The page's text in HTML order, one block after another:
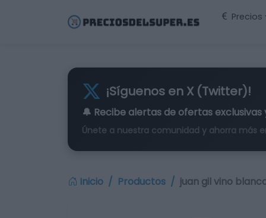
Precios
¡Síguenos en X (Twitter)!
🔔 Recibe alertas de ofertas exclusivas
Únete a nuestra comunidad y ahorra más
Inicio Productos juan gil vino